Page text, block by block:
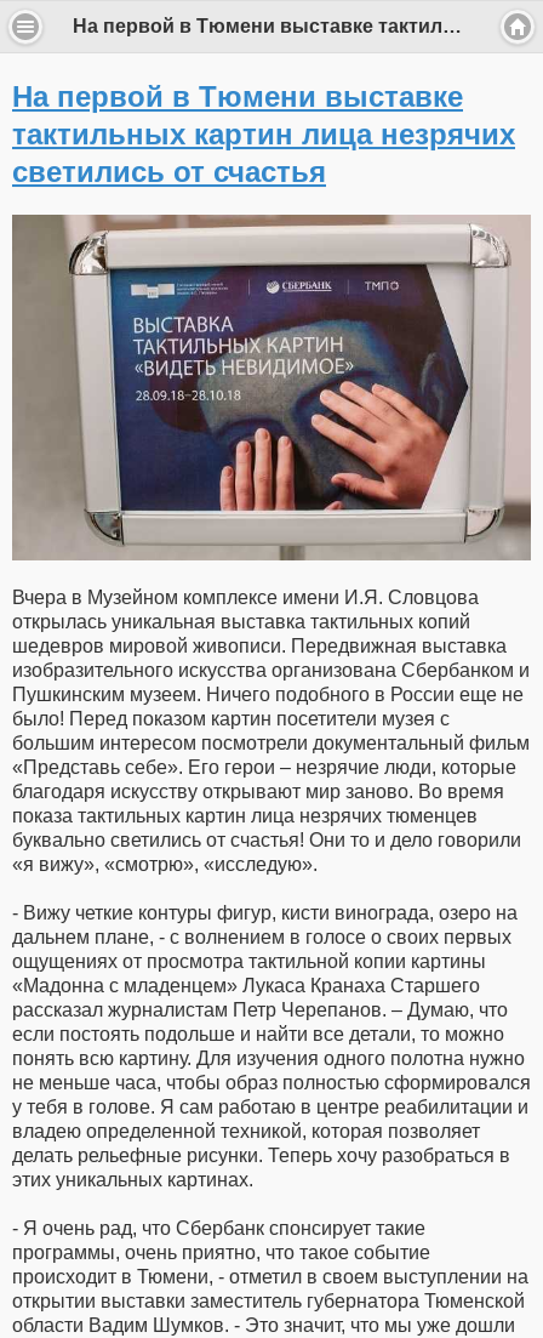
На первой в Тюмени выставке тактильных картин лица незрячих светились от счастья
На первой в Тюмени выставке
тактильных картин лица незрячих
светились от счастья
Вчера в Музейном комплексе имени И.Я. Словцова
открылась уникальная выставка тактильных копий
шедевров мировой живописи. Передвижная выставка
изобразительного искусства организована Сбербанком и
Пушкинским музеем. Ничего подобного в России еще не
было! Перед показом картин посетители музея с
большим интересом посмотрели документальный фильм
«Представь себе». Его герои – незрячие люди, которые
благодаря искусству открывают мир заново. Во время
показа тактильных картин лица незрячих тюменцев
буквально светились от счастья! Они то и дело говорили
«я вижу», «смотрю», «исследую».
- Вижу четкие контуры фигур, кисти винограда, озеро на
дальнем плане, - с волнением в голосе о своих первых
ощущениях от просмотра тактильной копии картины
«Мадонна с младенцем» Лукаса Кранаха Старшего
рассказал журналистам Петр Черепанов. – Думаю, что
если постоять подольше и найти все детали, то можно
понять всю картину. Для изучения одного полотна нужно
не меньше часа, чтобы образ полностью сформировался
у тебя в голове. Я сам работаю в центре реабилитации и
владею определенной техникой, которая позволяет
делать рельефные рисунки. Теперь хочу разобраться в
этих уникальных картинах.
- Я очень рад, что Сбербанк спонсирует такие
программы, очень приятно, что такое событие
происходит в Тюмени, - отметил в своем выступлении на
открытии выставки заместитель губернатора Тюменской
области Вадим Шумков. - Это значит, что мы уже дошли